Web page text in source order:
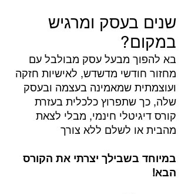
שנים בעסק ומרגיש
במקום?
בא להפוך מבעל עסק מבולבל עם
מחזור חודשי מדשדש, לאישיות חזקה
ועוצמתית שמאמינה בעצמה ובעסק
שלה, כך שתפרוץ כלכלית בעזרת
קורס דיגיטלי חינמי, מבלי לצאת
מהבית או לשלם ללא צורך
במיוחד בשבילך יצרתי את הקורס
הבא!